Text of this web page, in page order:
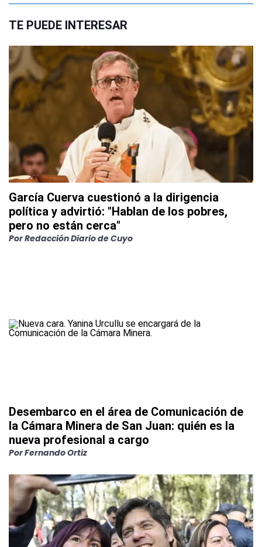
TE PUEDE INTERESAR
García Cuerva cuestionó a la dirigencia
política y advirtió: "Hablan de los pobres,
pero no están cerca"
PorRedacción Diario de Cuyo
Desembarco en el área de Comunicación de
la Cámara Minera de San Juan: quién es la
nueva profesional a cargo
PorFernando Ortiz